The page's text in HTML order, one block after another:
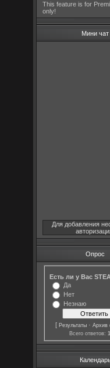
This feature is for
only!
Мини чат
Для добавления
Опрос
Есть ли у Вас
Да
Нет
Незнаю
[Результаты ·Архив
Всего ответов: